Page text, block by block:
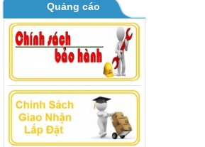
Quảng cáo